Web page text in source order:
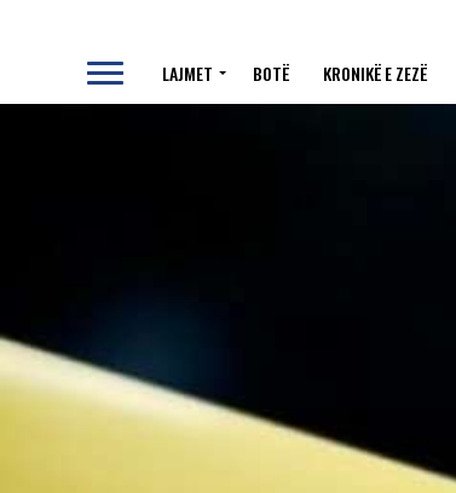
LAJMET BOTË KRONIKË E ZEZË